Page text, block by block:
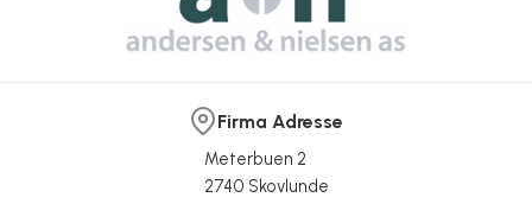
Firma Adresse
Meterbuen 2
2740 Skovlunde